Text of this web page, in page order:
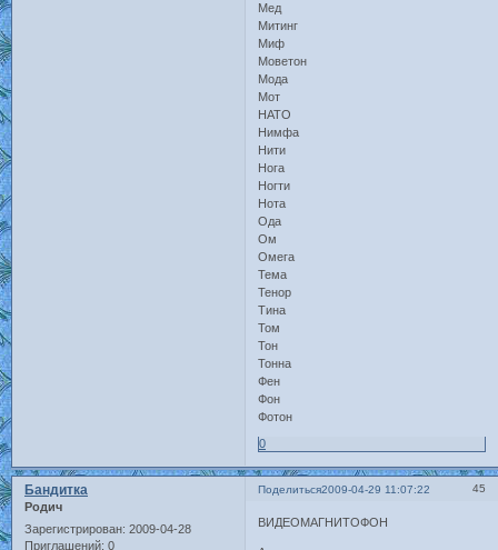
Мед
Митинг
Миф
Моветон
Мода
Мот
НАТО
Нимфа
Нити
Нога
Ногти
Нота
Ода
Ом
Омега
Тема
Тенор
Тина
Том
Тон
Тонна
Фен
Фон
Фотон
0
Поделиться 45
2009-04-29 11:07:22
Бандитка
Родич
Зарегистрирован: 2009-04-28
Приглашений: 0
ВИДЕОМАГНИТОФОН